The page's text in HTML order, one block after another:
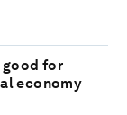
good for
economy